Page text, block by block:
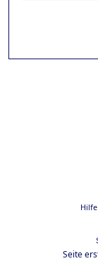
Hilfe
Seite